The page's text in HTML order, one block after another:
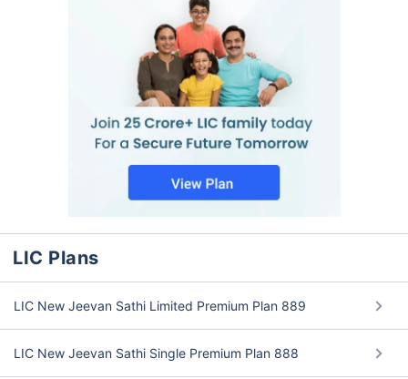
LIC Plans
LIC New Jeevan Sathi Limited Premium Plan 889
LIC New Jeevan Sathi Single Premium Plan 888